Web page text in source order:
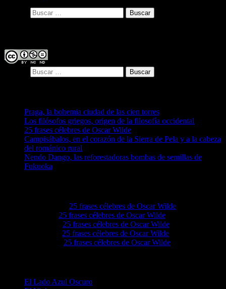
Praga, la bohemia ciudad de las cien torres
Los filósofos griegos, origen de la filosofía occidental
25 frases célebres de Oscar Wilde
Campisábalos, en el corazón de la Sierra de Pela y a la cabeza
del románico rural
Nendo Dango, las reforestadoras bombas de semillas de
Fukuoka
25 frases célebres de Oscar Wilde
25 frases célebres de Oscar Wilde
25 frases célebres de Oscar Wilde
25 frases célebres de Oscar Wilde
25 frases célebres de Oscar Wilde
El Lado Azul Oscuro